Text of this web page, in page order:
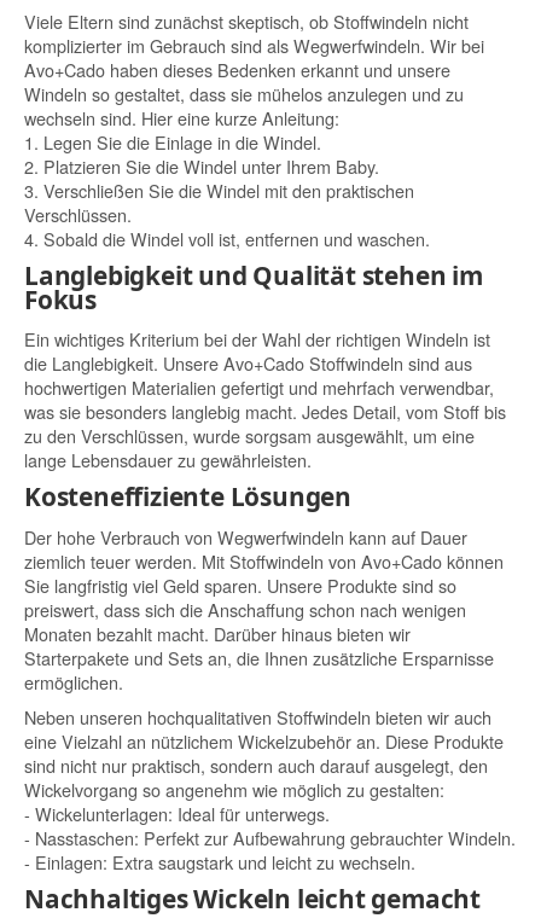
Viele Eltern sind zunächst skeptisch, ob Stoffwindeln nicht
komplizierter im Gebrauch sind als Wegwerfwindeln. Wir bei
Avo+Cado haben dieses Bedenken erkannt und unsere
Windeln so gestaltet, dass sie mühelos anzulegen und zu
wechseln sind. Hier eine kurze Anleitung:
1. Legen Sie die Einlage in die Windel.
2. Platzieren Sie die Windel unter Ihrem Baby.
3. Verschließen Sie die Windel mit den praktischen
Verschlüssen.
4. Sobald die Windel voll ist, entfernen und waschen.
Langlebigkeit und Qualität stehen im
Fokus
Ein wichtiges Kriterium bei der Wahl der richtigen Windeln ist
die Langlebigkeit. Unsere Avo+Cado Stoffwindeln sind aus
hochwertigen Materialien gefertigt und mehrfach verwendbar,
was sie besonders langlebig macht. Jedes Detail, vom Stoff bis
zu den Verschlüssen, wurde sorgsam ausgewählt, um eine
lange Lebensdauer zu gewährleisten.
Kosteneffiziente Lösungen
Der hohe Verbrauch von Wegwerfwindeln kann auf Dauer
ziemlich teuer werden. Mit Stoffwindeln von Avo+Cado können
Sie langfristig viel Geld sparen. Unsere Produkte sind so
preiswert, dass sich die Anschaffung schon nach wenigen
Monaten bezahlt macht. Darüber hinaus bieten wir
Starterpakete und Sets an, die Ihnen zusätzliche Ersparnisse
ermöglichen.
Neben unseren hochqualitativen Stoffwindeln bieten wir auch
eine Vielzahl an nützlichem Wickelzubehör an. Diese Produkte
sind nicht nur praktisch, sondern auch darauf ausgelegt, den
Wickelvorgang so angenehm wie möglich zu gestalten:
- Wickelunterlagen: Ideal für unterwegs.
- Nasstaschen: Perfekt zur Aufbewahrung gebrauchter Windeln.
- Einlagen: Extra saugstark und leicht zu wechseln.
Nachhaltiges Wickeln leicht gemacht